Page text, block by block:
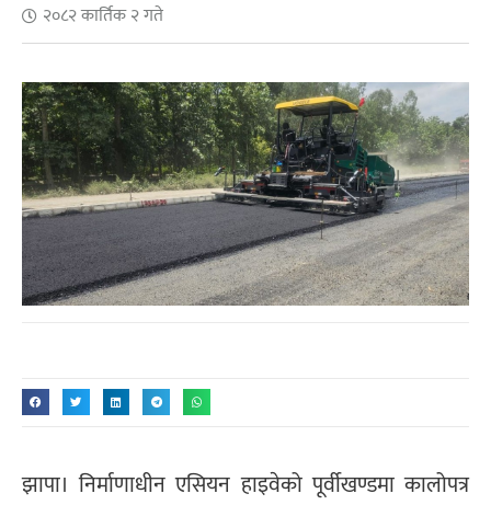
२०८२ कार्तिक २ गते
झापा। निर्माणाधीन एसियन हाइवेको पूर्वीखण्डमा कालोपत्र